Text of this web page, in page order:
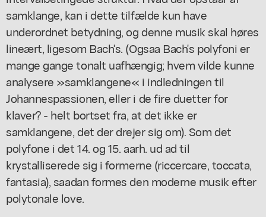
samklange, kan i dette tilfælde kun have
underordnet betydning, og denne musik skal høres
lineært, ligesom Bach's. (Ogsaa Bach's polyfoni er
mange gange tonalt uafhængig; hvem vilde kunne
analysere »samklangene« i indledningen til
Johannespassionen, eller i de fire duetter for
klaver? - helt bortset fra, at det ikke er
samklangene, det der drejer sig om). Som det
polyfone i det 14. og 15. aarh. ud ad til
krystalliserede sig i formerne (riccercare, toccata,
fantasia), saadan formes den moderne musik efter
polytonale love.